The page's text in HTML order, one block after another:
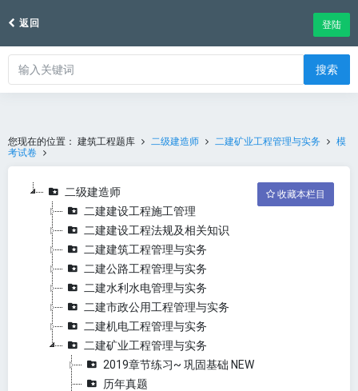
返回 登陆
搜索
您现在的位置： 建筑工程题库 二级建造师 二建矿业工程管理与实务
模
考试卷
收藏本栏目
二级建造师
二建建设工程施工管理
二建建设工程法规及相关知识
二建建筑工程管理与实务
二建公路工程管理与实务
二建水利水电管理与实务
二建市政公用工程管理与实务
二建机电工程管理与实务
二建矿业工程管理与实务
2019章节练习~ 巩固基础 NEW
历年真题